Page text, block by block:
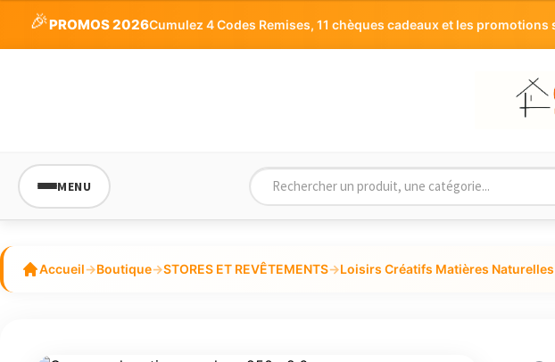
🎉PROMOS 2026Cumulez 4 Codes Remises, 11 chèques cadeaux et les
MENU
Accueil→Boutique→STORES ET REVÊTEMENTS→Loisirs Créatifs Matières